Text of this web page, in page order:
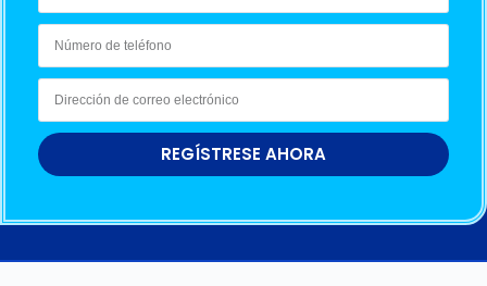
REGÍSTRESE AHORA